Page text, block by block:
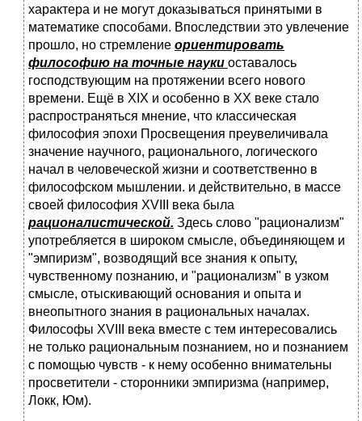
характера и не могут доказываться принятыми в
математике способами. Впоследствии это увлечение
прошло, но стремление ориентировать
философию на точные науки оставалось
господствующим на протяжении всего нового
времени. Ещё в XIX и особенно в XX веке стало
распространяться мнение, что классическая
философия эпохи Просвещения преувеличивала
значение научного, рационального, логического
начал в человеческой жизни и соответственно в
философском мышлении. и действительно, в массе
своей философия XVIII века была
рационалистической. Здесь слово "рационализм"
употребляется в широком смысле, объединяющем и
"эмпиризм", возводящий все знания к опыту,
чувственному познанию, и "рационализм" в узком
смысле, отыскивающий основания и опыта и
внеопытного знания в рациональных началах.
Философы XVIII века вместе с тем интересовались
не только рациональным познанием, но и познанием
с помощью чувств - к нему особенно внимательны
просветители - сторонники эмпиризма (например,
Локк, Юм).